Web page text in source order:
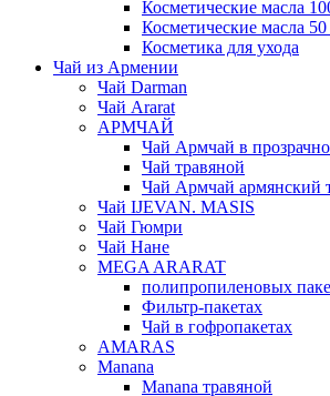
Косметические масла
Косметические масла
Косметика для ухода
Чай из Армении
Чай Darman
Чай Ararat
АРМЧАЙ
Чай Армчай в
Чай травяной
Чай Армчай армянский
Чай IJEVAN. MASIS
Чай Гюмри
Чай Нане
MEGA ARARAT
полипропиленовых
Фильтр-пакетах
Чай в гофропакетах
AMARAS
Manana
Manana травяной